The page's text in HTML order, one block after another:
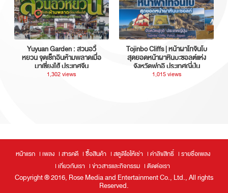
Yuyuan Garden : สวนอวี้
หยวน จุดเช็กอินห้ามพลาดเมื่อ
มาเซี่ยงไฮ้ ประเทศจีน
1,302 views
Tojinbo Cliffs | หน้าผาโทจินโบ
สุดยอดหน้าผาหินบะซอลต์แห่ง
จังหวัดฟุกุอิ ประเทศญี่ปุ่น
1,015 views
หน้าแรก เพลง สารคดี ซื้อสินค้า สตูดิโอให้เช่า ค่าลิขสิทธิ์
รายชื่อเพลง
เกี่ยวกับเรา
ข่าวสารและกิจกรรม ติดต่อเรา
Copyright ® 2016, Rose Media and Entertainment Co., Ltd., All rights
Reserved.